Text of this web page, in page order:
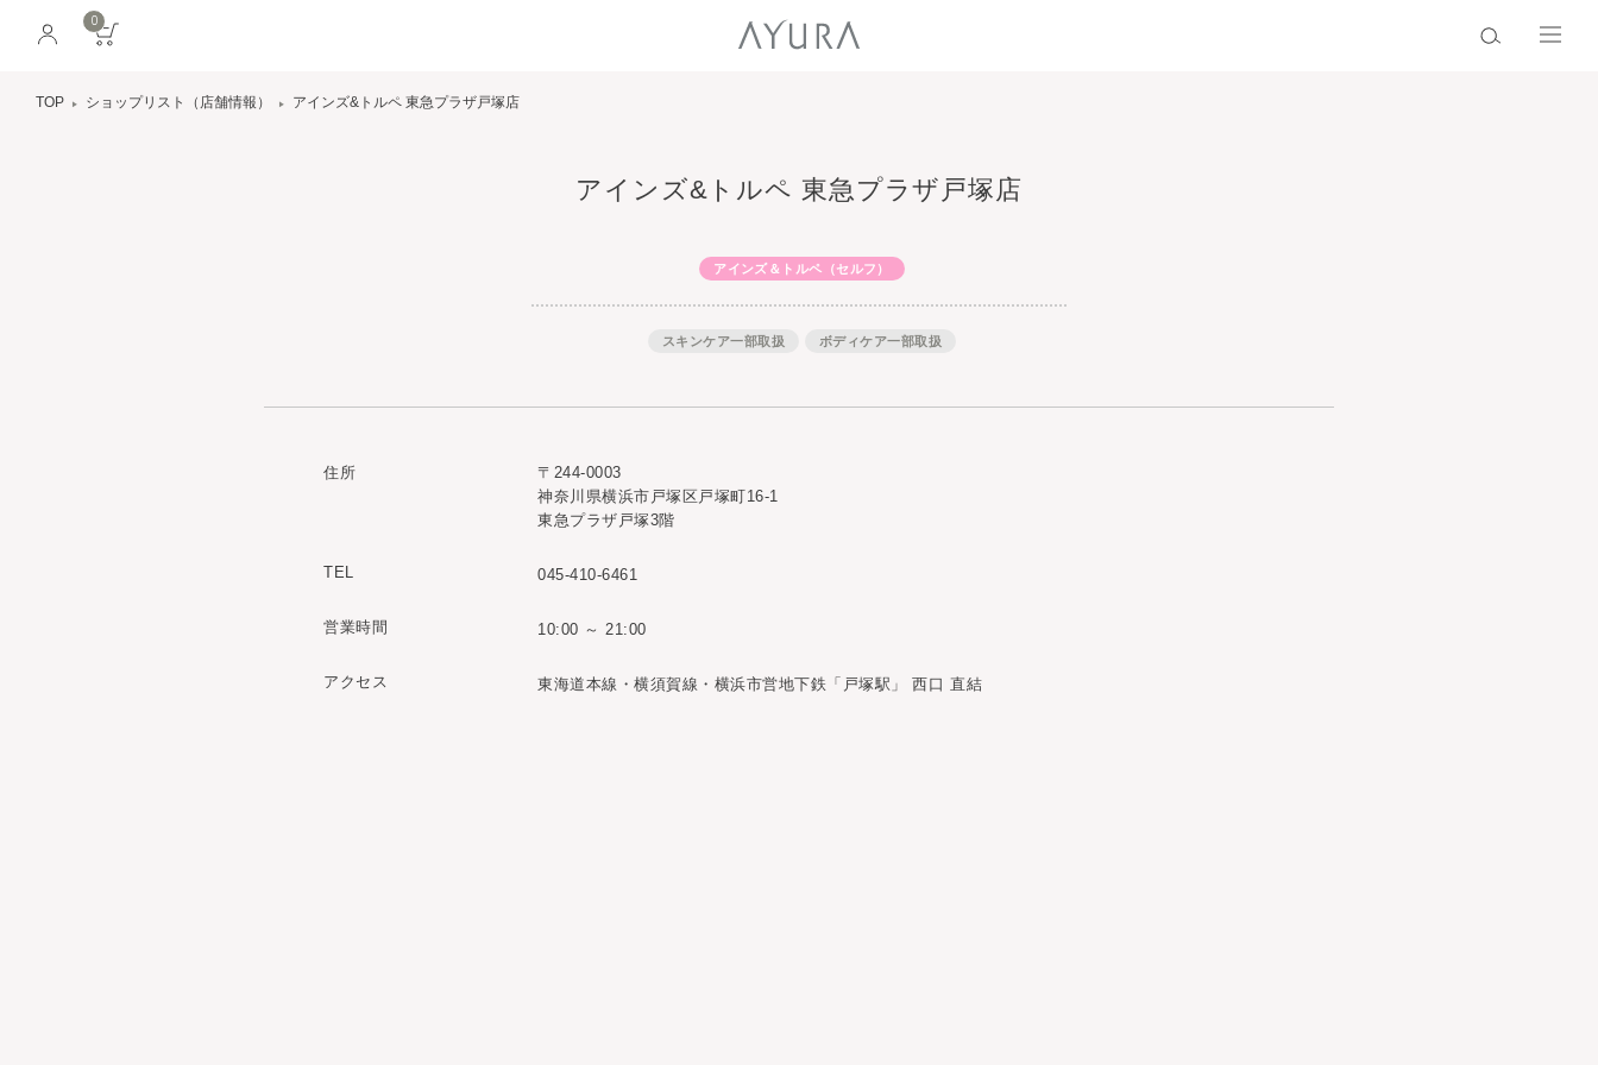
0
TOP ショップリスト（店舗情報） アインズ&トルペ 東急プラザ戸塚店
アインズ&トルペ 東急プラザ戸塚店
アインズ＆トルペ（セルフ）
スキンケア一部取扱 ボディケア一部取扱
住所
〒244-0003
神奈川県横浜市戸塚区戸塚町16-1
東急プラザ戸塚3階
TEL 045-410-6461
営業時間 10:00 ～ 21:00
アクセス 東海道本線・横須賀線・横浜市営地下鉄「戸塚駅」 西口 直結